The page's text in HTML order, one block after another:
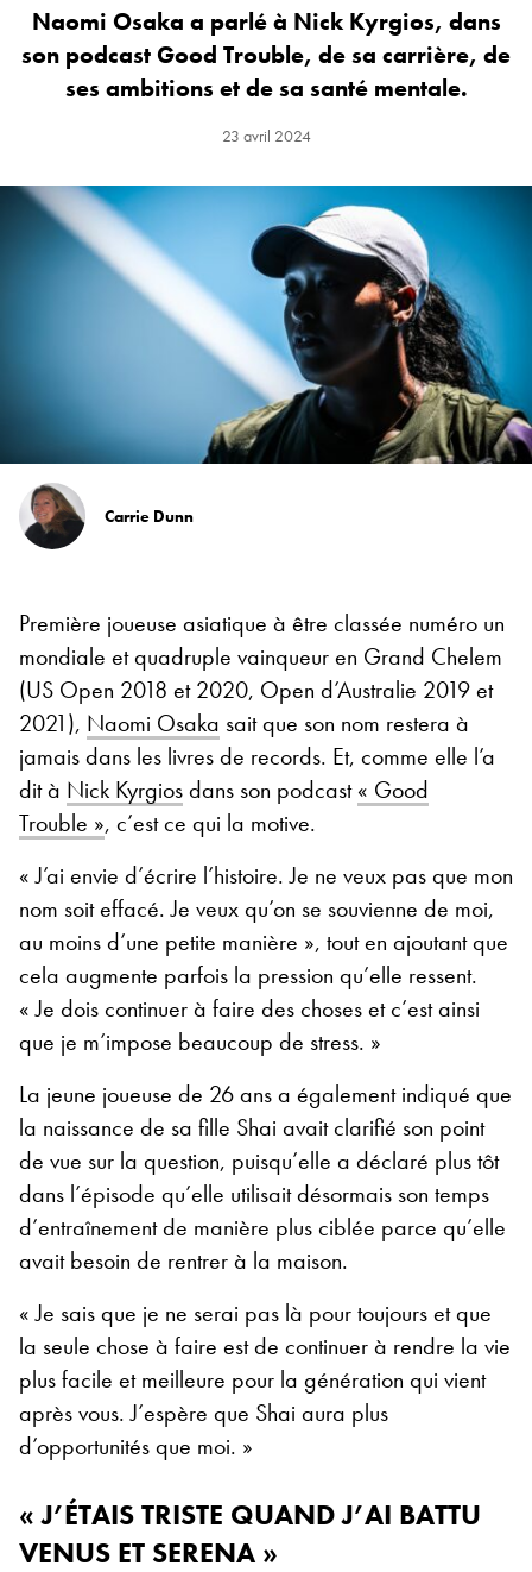
Naomi Osaka a parlé à Nick Kyrgios, dans
son podcast Good Trouble, de sa carrière, de
ses ambitions et de sa santé mentale.
23 avril 2024
Carrie Dunn
Première joueuse asiatique à être classée numéro un
mondiale et quadruple vainqueur en Grand Chelem
(US Open 2018 et 2020, Open d’Australie 2019 et
2021), Naomi Osaka sait que son nom restera à
jamais dans les livres de records. Et, comme elle l’a
dit à Nick Kyrgiosdans son podcast« Good
Trouble », c’est ce qui la motive.
« J’ai envie d’écrire l’histoire. Je ne veux pas que mon
nom soit effacé. Je veux qu’on se souvienne de moi,
au moins d’une petite manière », tout en ajoutant que
cela augmente parfois la pression qu’elle ressent.
« Je dois continuer à faire des choses et c’est ainsi
que je m’impose beaucoup de stress. »
La jeune joueuse de 26 ans a également indiqué que
la naissance de sa fille Shai avait clarifié son point
de vue sur la question, puisqu’elle a déclaré plus tôt
dans l’épisode qu’elle utilisait désormais son temps
d’entraînement de manière plus ciblée parce qu’elle
avait besoin de rentrer à la maison.
« Je sais que je ne serai pas là pour toujours et que
la seule chose à faire est de continuer à rendre la vie
plus facile et meilleure pour la génération qui vient
après vous. J’espère que Shai aura plus
d’opportunités que moi. »
« J’ÉTAIS TRISTE QUAND J’AI BATTU
VENUS ET SERENA »